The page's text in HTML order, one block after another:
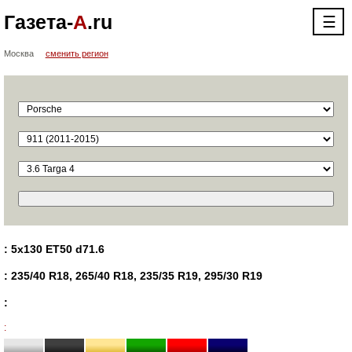
Газета-А.ru ☰
Москва сменить регион
: 5x130 ET50 d71.6
: 235/40 R18, 265/40 R18, 235/35 R19, 295/30 R19
:
: